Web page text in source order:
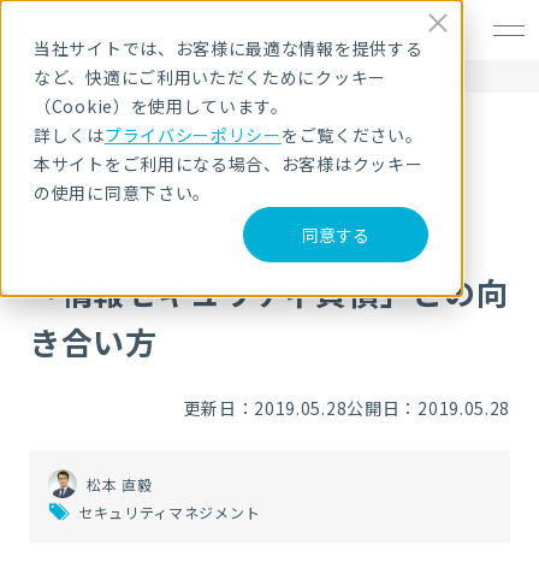
当社サイトでは、お客様に最適な情報を提供する
など、快適にご利用いただくためにクッキー
（Cookie）を使用しています。
詳しくはプライバシーポリシーをご覧ください。
本サイトをご利用になる場合、お客様はクッキー
の使用に同意下さい。
同意する
HOME NRIセキュア ブログ 「情報セキュリティ負債」との向き合い方
NRIセキュア ブログ
「情報セキュリティ負債」との向
き合い方
更新日：2019.05.28公開日：2019.05.28
松本 直毅
セキュリティマネジメント